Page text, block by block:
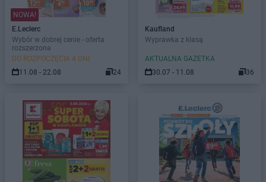
NOWA!
E.Leclerc
Wybór w dobrej cenie - oferta
rozszerzona
DO ROZPOCZĘCIA 4 DNI
11.08 - 22.08
24
Kaufland
Wyprawka z klasą
AKTUALNA GAZETKA
30.07 - 11.08
36